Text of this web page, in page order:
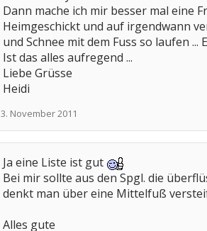
Dann mache ich mir besser mal eine
Heimgeschickt und auf irgendwann
und Schnee mit dem Fuss so laufen
Ist das alles aufregend ...
Liebe Grüsse
Heidi
3. November 2011
Ja eine Liste ist gut
Bei mir sollte aus den Spgl. die
denkt man über eine Mittelfuß
Alles gute